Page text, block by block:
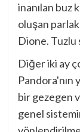
inanılan buz
oluşan
Dione. Tuzlu
Diğer iki ay
Pandora'nın
bir gezegen
genel